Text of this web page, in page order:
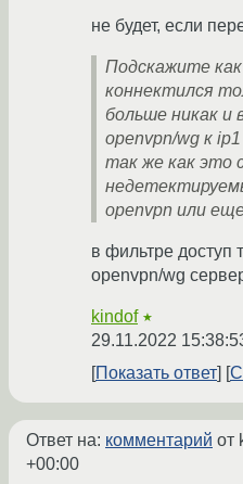
не будет, если
Подскажите
коннектился
больше никак и
openvpn/wg к
так же как это
openvpn или
в фильтре доступ
openvpn/wg
kindof ★
29.11.2022
Показать ответ
Ответ на: комментарий от
+00:00